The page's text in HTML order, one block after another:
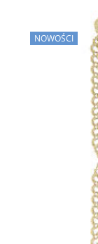
NOWOŚCI